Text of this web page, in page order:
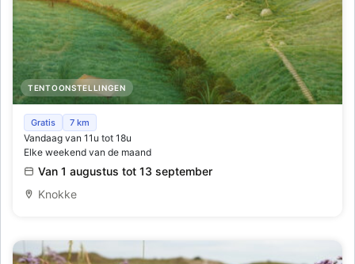
TENTOONSTELLINGEN
Tentoonstelling: Nieuwe schilderijen en etsen van Mitsuo
Shiraishi
Gratis 7 km
Vandaag van 11u tot 18u
Elke weekend van de maand
Van 1 augustus tot 13 september
Knokke